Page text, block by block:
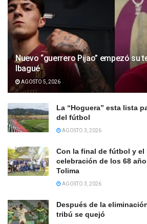
Nuevo “guerrero Pijao” empezó su
Ibagué
AGOSTO 5, 2026
La “Hoguera” esta lista
del fútbol
AGOSTO 3, 2026
Con la final de fútbol y el
celebración de los 68
Tolima
AGOSTO 3, 2026
Después de la
tribú se quejó